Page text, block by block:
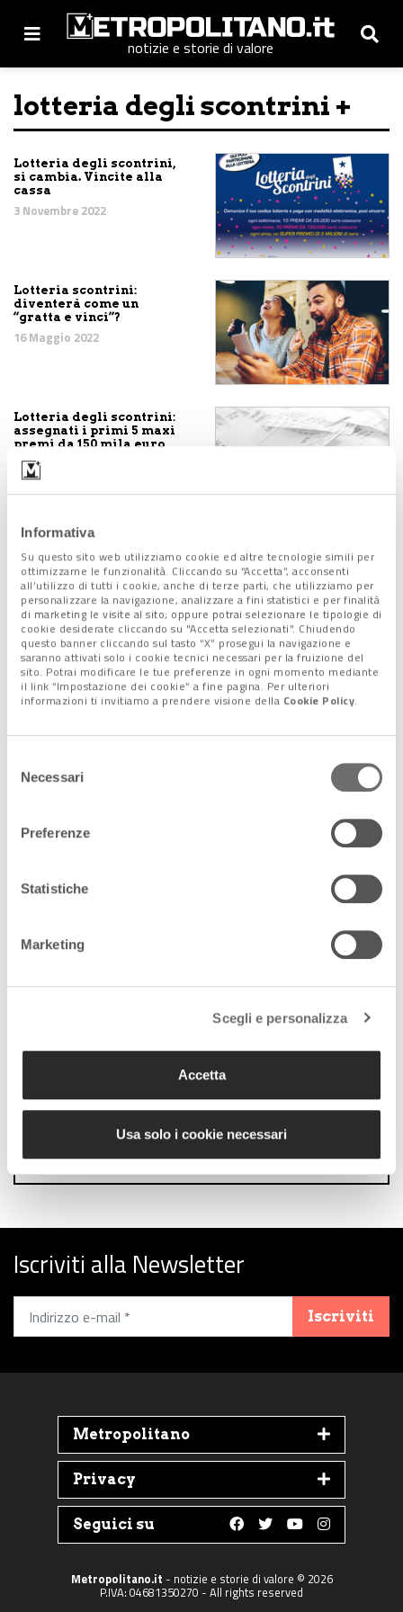
Informativa
Su questo sito web utilizziamo cookie ed altre tecnologie simili per
ottimizzarne le funzionalità. Cliccando su “Accetta”, acconsenti
all’utilizzo di tutti i cookie, anche di terze parti, che utilizziamo per
personalizzare la navigazione, analizzare a fini statistici e per finalità
di marketing le visite al sito; oppure potrai selezionare le tipologie di
cookie desiderate cliccando su "Accetta selezionati". Chiudendo
questo banner cliccando sul tasto “X” prosegui la navigazione e
saranno attivati solo i cookie tecnici necessari per la fruizione del
sito. Potrai modificare le tue preferenze in ogni momento mediante
il link “Impostazione dei cookie” a fine pagina. Per ulteriori
informazioni ti invitiamo a prendere visione della Cookie Policy.
delNecessari
Preferenze
Statistiche
Marketing
Scegli e personalizza
Accetta
Usa solo i cookie necessari
notizie e storie di valore
lotteria degli scontrini +
Lotteria degli scontrini,
si cambia. Vincite alla
cassa
3 Novembre 2022
Lotteria scontrini:
diventerà come un
“gratta e vinci”?
16 Maggio 2022
Lotteria degli scontrini:
assegnati i primi 5 maxi
premi da 150 mila euro
13 Agosto 2021
quinta estrazione. Ecco i
biglietti vincenti
11 Giugno 2021
Lotteria scontrini:
estratti i primi 10
vincitori
acquisti cashless
Follow us on Facebook
Follow us on Instagram
Iscriviti alla Newsletter
Iscriviti
Metropolitano
Privacy
Seguici su
Follow us on
Follow us on
Follow us on
Follow us
Metropolitano.it - notizie e storie di valore © 2026
P.IVA: 04681350270 - All rights reserved